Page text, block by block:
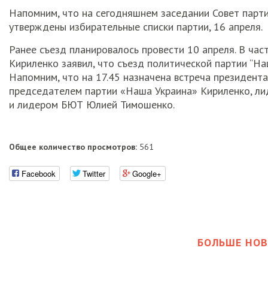
Напомним, что на сегодняшнем заседании Совет
утверждены избирательные списки партии, 16 апреля.
Ранее съезд планировалось провести 10 апреля. В
Кириленко заявил, что съезд политической партии
Напомним, что на 17.45 назначена встреча
председателем партии «Наша Украина» Кириленко,
и лидером БЮТ Юлией Тимошенко.
Общее количество просмотров: 561
Facebook Twitter Google+
БОЛЬШЕ